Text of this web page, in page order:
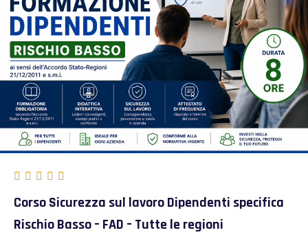
Corso Sicurezza sul lavoro Dipendenti specifica
Rischio Basso – FAD – Tutte le regioni